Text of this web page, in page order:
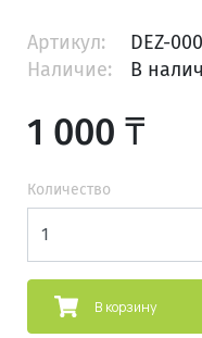
Артикул:
DEZ-
Наличие:
В
1 000 ₸
Количество
В корзину